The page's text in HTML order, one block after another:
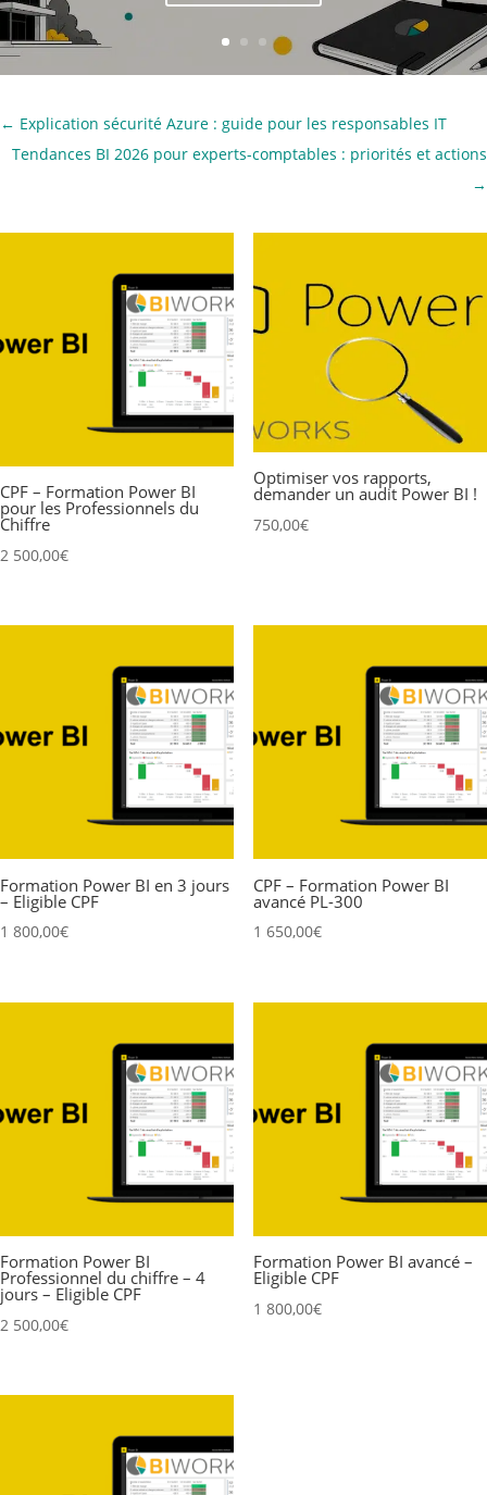
← Explication sécurité Azure : guide pour les responsables IT
Tendances BI 2026 pour experts-comptables : priorités et actions
→
CPF – Formation Power BI
pour les Professionnels du
Chiffre
2 500,00€
Optimiser vos rapports,
demander un audit Power BI !
750,00€
Formation Power BI en 3 jours
– Eligible CPF
1 800,00€
CPF – Formation Power BI
avancé PL-300
1 650,00€
Formation Power BI
Professionnel du chiffre – 4
jours – Eligible CPF
2 500,00€
Formation Power BI avancé –
Eligible CPF
1 800,00€